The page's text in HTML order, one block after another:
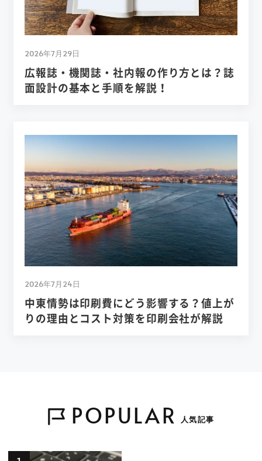
2026年7月29日
広報誌・機関誌・社内報の作り方とは？誌
面設計の基本と手順を解説！
2026年7月24日
中東情勢は印刷費にどう影響する？値上が
りの理由とコスト対策を印刷会社が解説
POPULAR 人気記事